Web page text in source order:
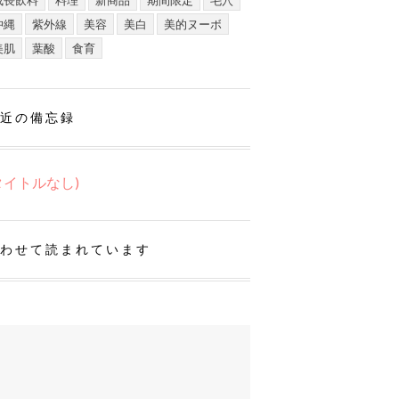
縄
紫外線 美容 美白
美的ヌーボ
肌
葉酸 食育
の備忘録
イトルなし)
せて読まれています